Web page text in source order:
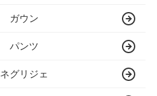
ガウン
パンツ
ネグリジェ